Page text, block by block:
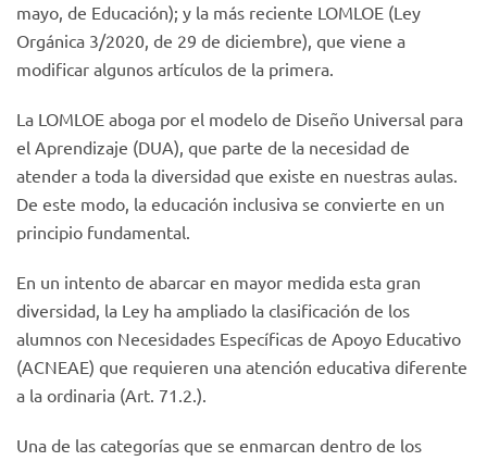
mayo, de Educación); y la más reciente LOMLOE (Ley
Orgánica 3/2020, de 29 de diciembre), que viene a
modificar algunos artículos de la primera.
La LOMLOE aboga por el modelo de Diseño Universal para
el Aprendizaje (DUA), que parte de la necesidad de
atender a toda la diversidad que existe en nuestras aulas.
De este modo, la educación inclusiva se convierte en un
principio fundamental.
En un intento de abarcar en mayor medida esta gran
diversidad, la Ley ha ampliado la clasificación de los
alumnos con Necesidades Específicas de Apoyo Educativo
(ACNEAE) que requieren una atención educativa diferente
a la ordinaria (Art. 71.2.).
Una de las categorías que se enmarcan dentro de los